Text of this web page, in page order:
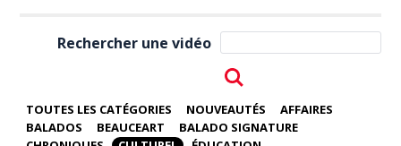
Rechercher une vidéo
TOUTES LES CATÉGORIES NOUVEAUTÉS
AFFAIRES
BALADOS
BEAUCEART
BALADO SIGNATURE